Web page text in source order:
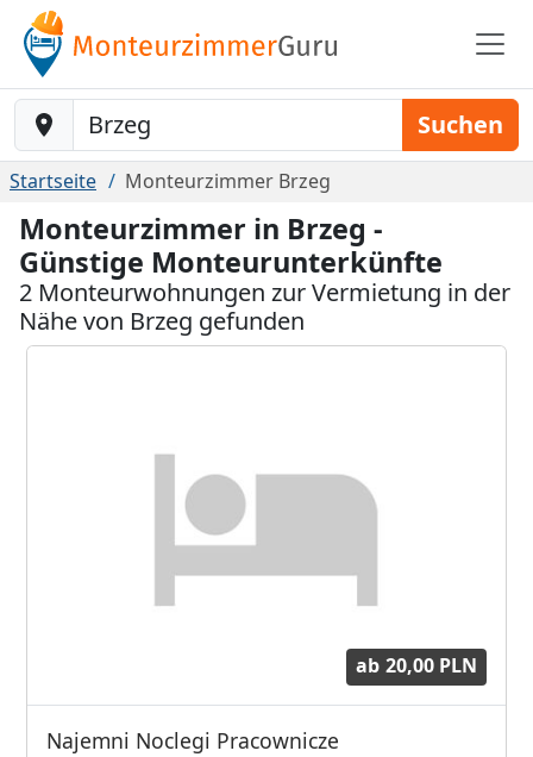
Baustelle-Location Suchen
Startseite Monteurzimmer Brzeg
Monteurzimmer in Brzeg -
Günstige Monteurunterkünfte
2 Monteurwohnungen zur Vermietung in der
Nähe von Brzeg gefunden
ab 20,00 PLN
Najemni Noclegi Pracownicze